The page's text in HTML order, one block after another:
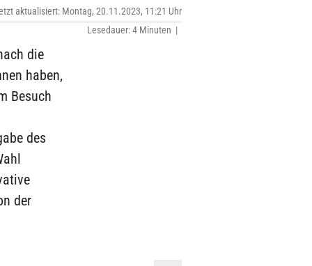
aktualisiert: Montag, 20.11.2023, 11:21 Uhr
Lesedauer: 4 Minuten |
die
haben,
Besuch
des
der